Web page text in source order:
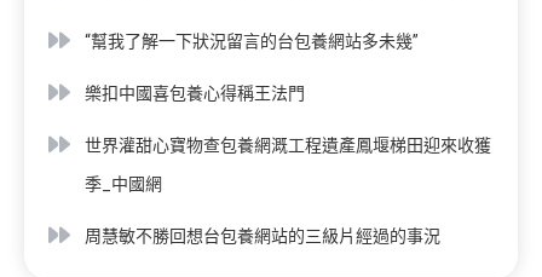
“幫我了解一下狀況留言的台包養網站多未幾”
樂扣中國喜包養心得稱王法門
世界灌甜心寶物查包養網溉工程遺產鳳堰梯田迎來收獲
季_中國網
周慧敏不勝回想台包養網站的三級片經過的事況